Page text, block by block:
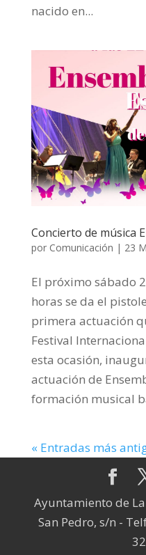
nacido en...
Concierto de música
por Comunicación | 23
El próximo sábado
horas se da el
primera actuación
Festival
esta ocasión,
actuación de
formación musical
« Entradas más
Ayuntamiento de
San Pedro, s/n -